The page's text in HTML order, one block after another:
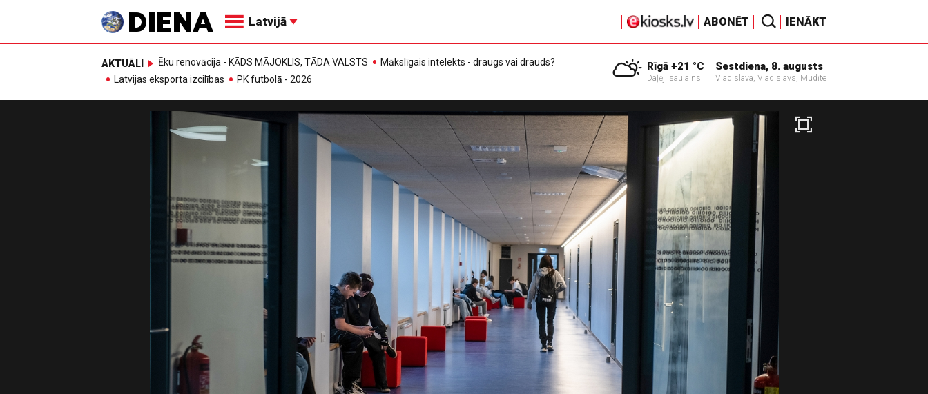
Latvijā ABONĒT IENĀKT
AKTUĀLI Ēku renovācija - KĀDS MĀJOKLIS, TĀDA VALSTS
Mākslīgais intelekts - draugs vai drauds?
Latvijas eksporta izcilības
PK futbolā - 2026
Rīgā +21 °C
Daļēji saulains
Sestdiena, 8. augusts
Vladislava, Vladislavs, Mudīte